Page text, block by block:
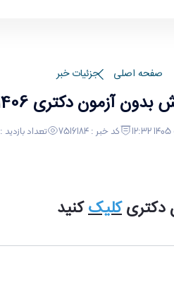
صفحه اصلی جزئیات خبر
آزمون دکتری 1406-1405
کد خبر : 7516184 تعداد بازدید : 590
دکتریکلیککنید